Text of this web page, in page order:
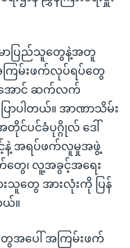
မာပြည်သူတွေနဲ့အတူ
ကြမ်းဖက်လုပ်ရပ်တွေ
အောင် ဆက်လက်
ြောပါတယ်။ အာဏာသိမ်း
တိုင်ပင်ခံပုဂ္ဂိုလ် ဒေါ်
င့်နဲ့ အရပ်ဖက်လူမှုအဖွဲ့
တွေ၊ လူ့အခွင့်အရေး
သူတွေ အားလုံးကို ပြန်
ယ်။
သူတွေအပေါ် အကြမ်းဖက်